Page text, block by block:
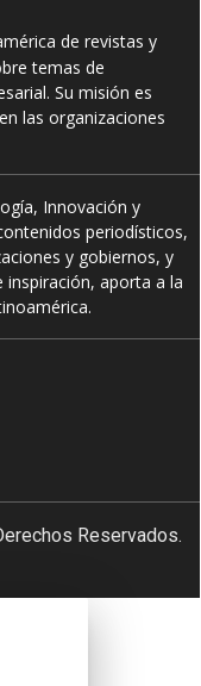
de revistas y
temas de
Su misión es
las organizaciones
Innovación y
periodísticos,
y gobiernos, y
aporta a la
Reservados.